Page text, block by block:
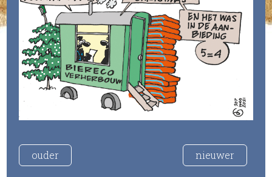
ouder nieuwer